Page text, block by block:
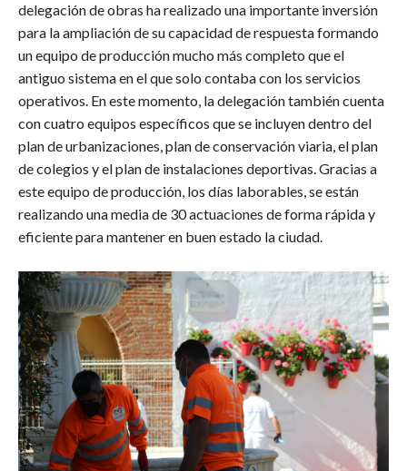
delegación de obras ha realizado una importante inversión
para la ampliación de su capacidad de respuesta formando
un equipo de producción mucho más completo que el
antiguo sistema en el que solo contaba con los servicios
operativos. En este momento, la delegación también cuenta
con cuatro equipos específicos que se incluyen dentro del
plan de urbanizaciones, plan de conservación viaria, el plan
de colegios y el plan de instalaciones deportivas. Gracias a
este equipo de producción, los días laborables, se están
realizando una media de 30 actuaciones de forma rápida y
eficiente para mantener en buen estado la ciudad.